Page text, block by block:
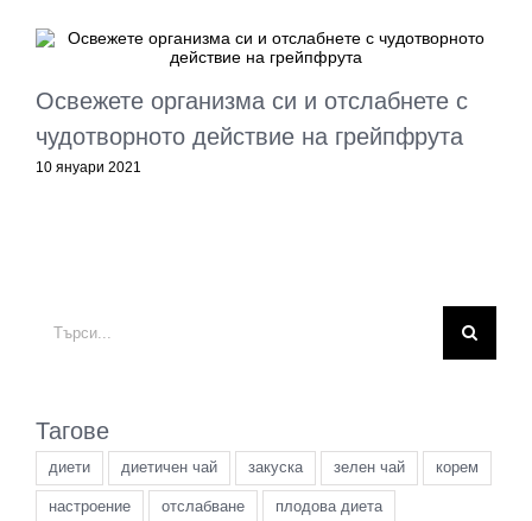
Освежете организма си и отслабнете с
чудотворното действие на грейпфрута
10 януари 2021
Търсене
Тагове
диети диетичен чай закуска зелен чай корем
настроение отслабване плодова диета